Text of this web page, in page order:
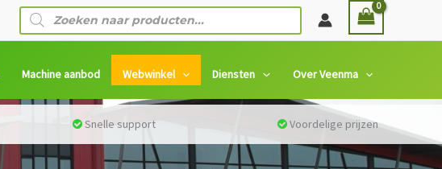
Producten
zoeken
Machine aanbod Webwinkel Diensten Over Veenma
Snelle support Voordelige prijzen